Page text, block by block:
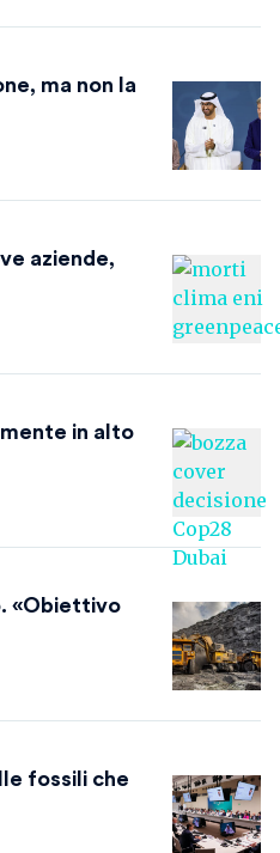
ma non la
aziende,
in alto
«Obiettivo
fossili che